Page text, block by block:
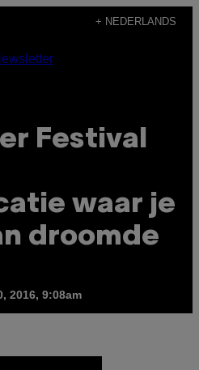
+ NEDERLANDS
Festival
waar je
droomde
2016, 9:08am